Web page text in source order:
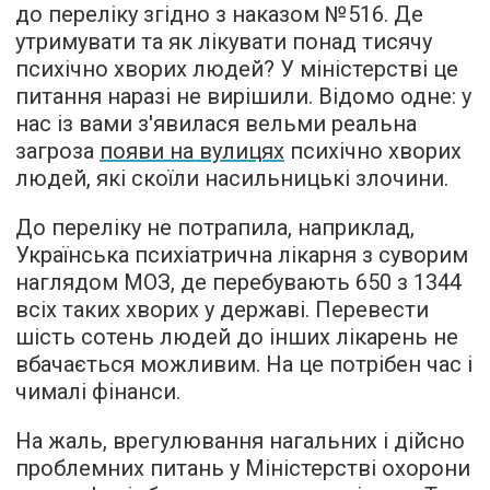
до переліку згідно з наказом №516. Де
утримувати та як лікувати понад тисячу
психічно хворих людей? У міністерстві це
питання наразі не вирішили. Відомо одне: у
нас із вами з'явилася вельми реальна
загроза появи на вулицях психічно хворих
людей, які скоїли насильницькі злочини.
До переліку не потрапила, наприклад,
Українська психіатрична лікарня з суворим
наглядом МОЗ, де перебувають 650 з 1344
всіх таких хворих у державі. Перевести
шість сотень людей до інших лікарень не
вбачається можливим. На це потрібен час і
чималі фінанси.
На жаль, врегулювання нагальних і дійсно
проблемних питань у Міністерстві охорони